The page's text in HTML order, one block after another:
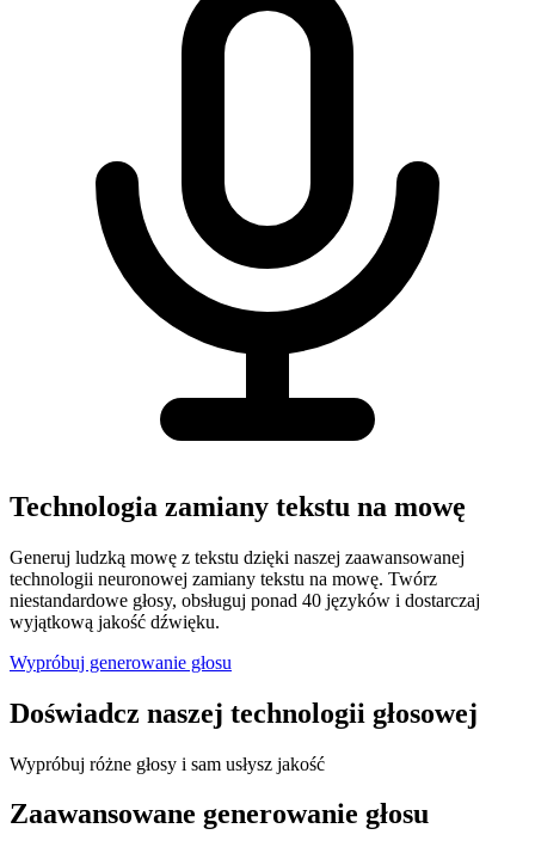
Technologia zamiany tekstu na mowę
Generuj ludzką mowę z tekstu dzięki naszej zaawansowanej
technologii neuronowej zamiany tekstu na mowę. Twórz
niestandardowe głosy, obsługuj ponad 40 języków i dostarczaj
wyjątkową jakość dźwięku.
Wypróbuj generowanie głosu
Doświadcz naszej technologii głosowej
Wypróbuj różne głosy i sam usłysz jakość
Zaawansowane generowanie głosu